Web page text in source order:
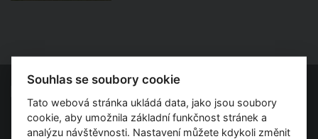
Spojujeme svět architektury
Souhlas se soubory cookie
Tato webová stránka ukládá data, jako jsou soubory
cookie, aby umožnila základní funkčnost stránek a
analýzu návštěvnosti. Nastavení můžete kdykoli změnit